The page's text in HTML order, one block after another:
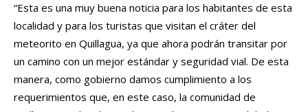
“Esta es una muy buena noticia para los habitantes de esta
localidad y para los turistas que visitan el cráter del
meteorito en Quillagua, ya que ahora podrán transitar por
un camino con un mejor estándar y seguridad vial. De esta
manera, como gobierno damos cumplimiento a los
requerimientos que, en este caso, la comunidad de